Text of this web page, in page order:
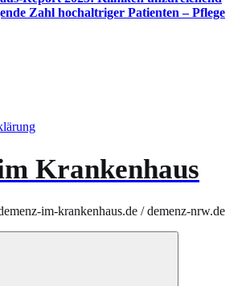
Zahl hochaltriger Patienten – Pflege
Krankenhaus
im-krankenhaus.de / demenz-nrw.de